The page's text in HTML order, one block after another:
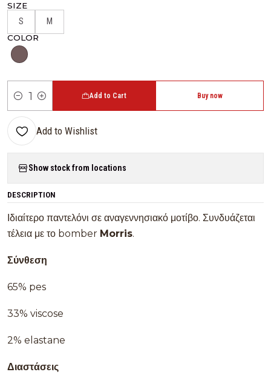
SIZE
S M
COLOR
Quantity
Add to Cart Buy now
Add to Wishlist
Show stock from locations
DESCRIPTION
Ιδιαίτερο παντελόνι σε αναγεννησιακό μοτίβο. Συνδυάζεται
τέλεια με το bomber Morris.
Σύνθεση
65% pes
33% viscose
2% elastane
Διαστάσεις